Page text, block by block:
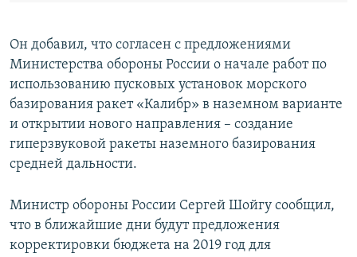
Он добавил, что согласен с предложениями
Министерства обороны России о начале работ по
использованию пусковых установок морского
базирования ракет «Калибр» в наземном варианте
и открытии нового направления – создание
гиперзвуковой ракеты наземного базирования
средней дальности.
Министр обороны России Сергей Шойгу сообщил,
что в ближайшие дни будут предложения
корректировки бюджета на 2019 год для